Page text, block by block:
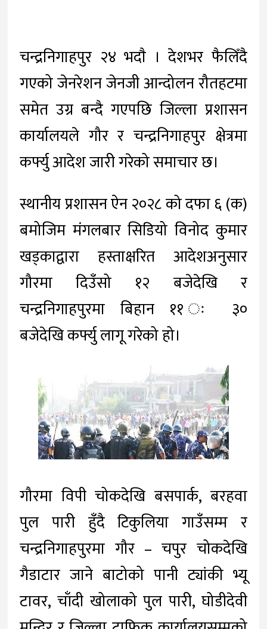
चन्द्रनिगाहपुर २४ भदाै । देशभर फैलिँदै
गएको जेनरेशन जेनजी आन्दोलन रौतहटमा
समेत उग्र बन्दै गएपछि जिल्ला प्रशासन
कार्यालयले गौर र चन्द्रनिगाहपुर क्षेत्रमा
कर्फ्यु आदेश जारी गरेको समाचार छ।
स्थानीय प्रशासन ऐन २०२८ को दफा ६ (क)
बमोजिम मंगलबार सिडियो विनोद कुमार
खड्काद्वारा हस्ताक्षरित आदेशअनुसार
गौरमा दिउँसो १२ बजेदेखि र
चन्द्रनिगाहपुरमा बिहान ११ ः ३०
बजेदेखि कर्फ्यु लागू गरेको हो।
गौरमा विपी चोकदेखि बसपार्क, बरहवा
पुल पारी हुँदै टिकुलिया गाउँसम्म र
चन्द्रनिगाहपुरमा गौर – चपुर चोकदेखि
गैडाटार जाने बाटोको पानी ट्यांकी भ्यू
टावर, चाँदी खोलाको पुल पारी, घोडीदेवी